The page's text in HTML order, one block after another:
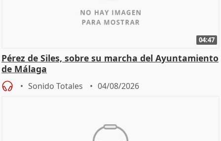
04:47
Pérez de Siles, sobre su marcha del Ayuntamiento
de Málaga
Sonido Totales 04/08/2026